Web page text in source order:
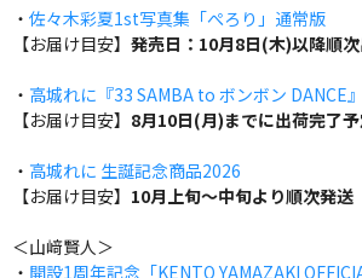
・ 佐々木彩夏1st写真集「ぺろり」通常版
【お届け目安】 発売日：10月8日(木)以降順
・ 高城れに『33 SAMBA to ボンボン DANCE
【お届け目安】 8月10日(月)までに出荷完了
・ 高城れに 生誕記念商品2026
【お届け目安】 10月上旬～中旬より順次発送
＜山﨑賢人＞
・ 開設1周年記念「KENTO YAMAZAKI